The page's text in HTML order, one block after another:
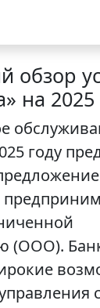
обзор
на 2025
году
(ООО).